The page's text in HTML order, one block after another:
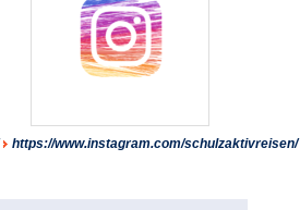
https://www.instagram.com/schulzaktivreisen/